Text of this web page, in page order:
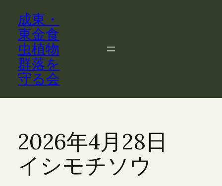
成東・
東金食
虫植物
群落を
守る会
2026年4月28日
イシモチソウ